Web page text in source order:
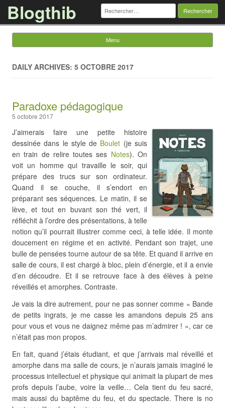
Blogthib Rechercher :
Menu
DAILY ARCHIVES: 5 OCTOBRE 2017
Paradoxe pédagogique
5 octobre 2017
J’aimerais faire une petite histoire
dessinée dans le style de Boulet (je suis
en train de relire toutes ses Notes). On
voit un homme qui travaille le soir, qui
prépare des trucs sur son ordinateur.
Quand il se couche, il s’endort en
préparant ses séquences. Le matin, il se
lève, et tout en buvant son thé vert, il
réfléchit à l’ordre des présentations, à telle
notion qu’il pourrait illustrer comme ceci, à telle idée. Il monte
doucement en régime et en activité. Pendant son trajet, une
bulle de pensées tourne autour de sa tête. Et quand il arrive en
salle de cours, il est chargé à bloc, plein d’énergie, et il a envie
d’en découdre. Et il se retrouve face à des élèves à peine
réveillés et amorphes. Contraste.
Je vais la dire autrement, pour ne pas sonner comme « Bande
de petits ingrats, je me casse les amandons depuis 25 ans
pour vous et vous ne daignez même pas m’admirer ! », car ce
n’était pas mon propos.
En fait, quand j’étais étudiant, et que j’arrivais mal réveillé et
amorphe dans ma salle de cours, je n’aurais jamais imaginé le
processus intellectuel et physique qui animait la plupart de mes
profs depuis l’aube, voire la veille… Cela tient du feu sacré,
mais aussi du baptême du feu, et du spectacle. There is no